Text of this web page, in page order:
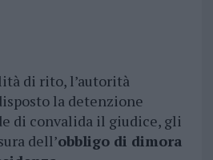
di rito, l’autorità
la detenzione
di convalida il giudice, gli
dell’obbligo di dimora